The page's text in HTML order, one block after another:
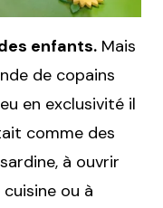
enfants. Mais
de copains
en exclusivité il
comme des
à ouvrir
ou à